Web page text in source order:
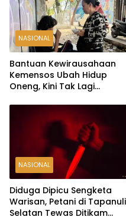
NASIONAL
Bantuan Kewirausahaan
Kemensos Ubah Hidup
Oneng, Kini Tak Lagi
NASIONAL
Diduga Dipicu Sengketa
Warisan, Petani di Tapanuli
Selatan Tewas Ditikam